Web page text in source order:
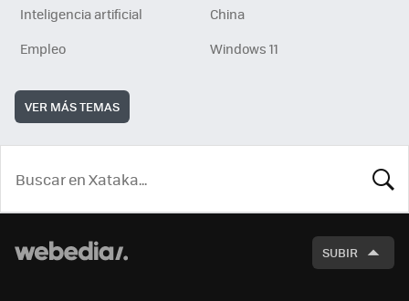
Inteligencia artificial
China
Empleo
Windows 11
VER MÁS TEMAS
SUBIR